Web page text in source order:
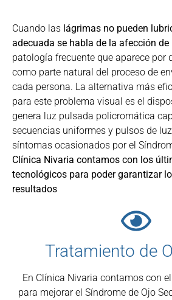
Cuando las lágrimas no pueden
adecuada se habla de la afección de
patología frecuente que aparece por
como parte natural del proceso de
cada persona. La alternativa más
para este problema visual es el
genera luz pulsada policromática
secuencias uniformes y pulsos de
síntomas ocasionados por el
Clínica Nivaria contamos con los
tecnológicos para poder garantizar
resultados
Tratamiento de
En Clínica Nivaria contamos con
para mejorar el Síndrome de Ojo